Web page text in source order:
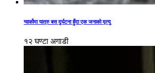
ग्वार्कोमा यात्रु बस दुर्घटना हुँदा एक जनाको मृत्यु
१२ घण्टा अगाडी